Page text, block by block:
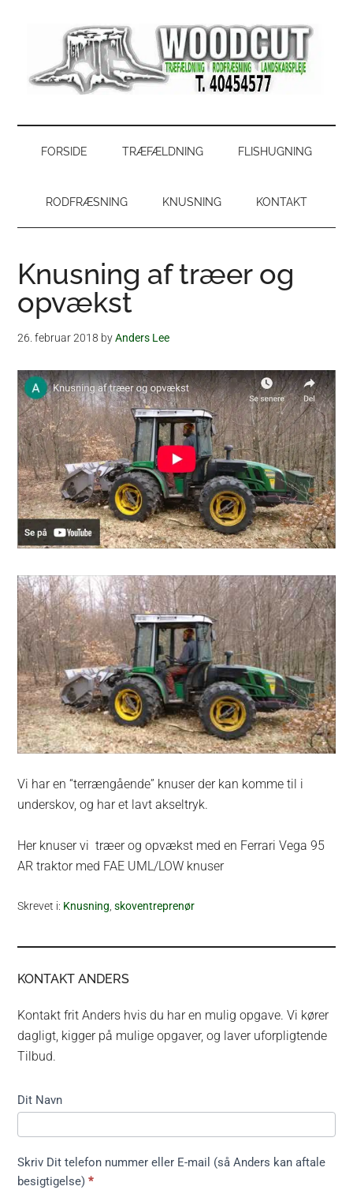
primær
footer
WoodCut
park
FORSIDE TRÆFÆLDNING FLISHUGNING
RODFRÆSNING KNUSNING KONTAKT
Knusning af træer og
opvækst
26. februar 2018 byAnders Lee
Vi har en “terrængående” knuser der kan komme til i
underskov, og har et lavt akseltryk.
Her knuser vi træer og opvækst med en Ferrari Vega 95
AR traktor med FAE UML/LOW knuser
Skrevet i: Knusning,skoventreprenør
KONTAKT ANDERS
Kontakt frit Anders hvis du har en mulig opgave. Vi kører
dagligt, kigger på mulige opgaver, og laver uforpligtende
Tilbud.
Kontakt
kort ikke
træfældning
Dit Navn
Skriv Dit telefon nummer eller E-mail (så Anders kan aftale
besigtigelse)*